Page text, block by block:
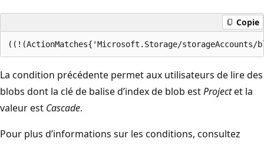
Copie
La condition précédente permet aux utilisateurs de lire des
blobs dont la clé de balise d’index de blob estProjectet la
valeur est Cascade.
Pour plus d’informations sur les conditions, consultez